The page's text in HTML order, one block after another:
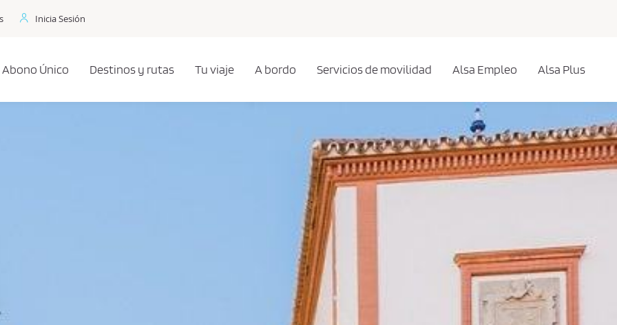
Inicia Sesión
Abono Único Destinos y rutas Tu viaje A bordo Servicios de movilidad Alsa Empleo Alsa Plus